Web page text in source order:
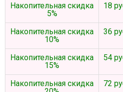
Накопительная скидка
5%
18
Накопительная скидка
10%
36
Накопительная скидка
15%
54
Накопительная скидка
72